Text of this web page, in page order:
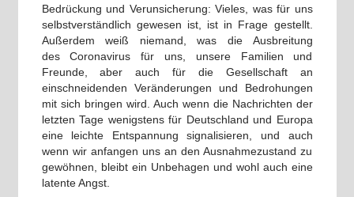
Bedrückung und Verunsicherung: Vieles, was für uns
selbstverständlich gewesen ist, ist in Frage gestellt.
Außerdem weiß niemand, was die Ausbreitung
des Coronavirus für uns, unsere Familien und
Freunde, aber auch für die Gesellschaft an
einschneidenden Veränderungen und Bedrohungen
mit sich bringen wird. Auch wenn die Nachrichten der
letzten Tage wenigstens für Deutschland und Europa
eine leichte Entspannung signalisieren, und auch
wenn wir anfangen uns an den Ausnahmezustand zu
gewöhnen, bleibt ein Unbehagen und wohl auch eine
latente Angst.